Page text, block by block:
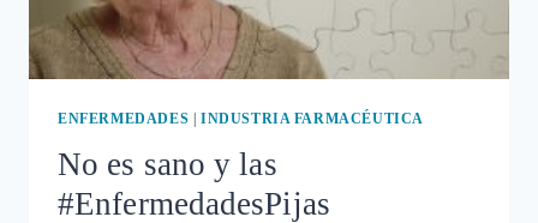
PARAN
DE
AUMENTAR
ENFERMEDADES INDUSTRIA FARMACÉUTICA
No es sano y las
#EnfermedadesPijas